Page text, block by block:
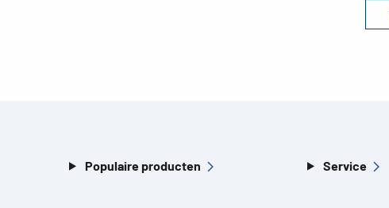
Populaire producten Service